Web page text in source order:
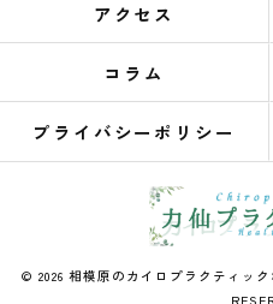
アクセス
コラム
プライバシーポリシー
© 2026 相模原のカイロプラクティッ